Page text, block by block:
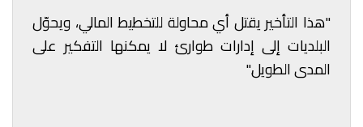
"هذا التأخير يقتل أي محاولة للتخطيط المالي، ويحوّل
البلديات إلى إدارات طوارئ لا يمكنها التفكير على
المدى الطويل."